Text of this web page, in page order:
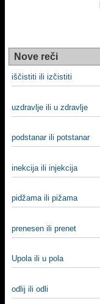
Nove reči
iščistiti ili izčistiti
uzdravlje ili u zdravlje
podstanar ili potstanar
inekcija ili injekcija
pidžama ili pižama
prenesen ili prenet
Upola ili u pola
odlij ili odli